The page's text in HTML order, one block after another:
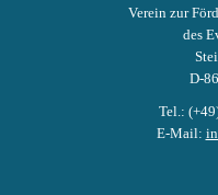
Verein zur
des
D-
Tel.:
E-Mail: